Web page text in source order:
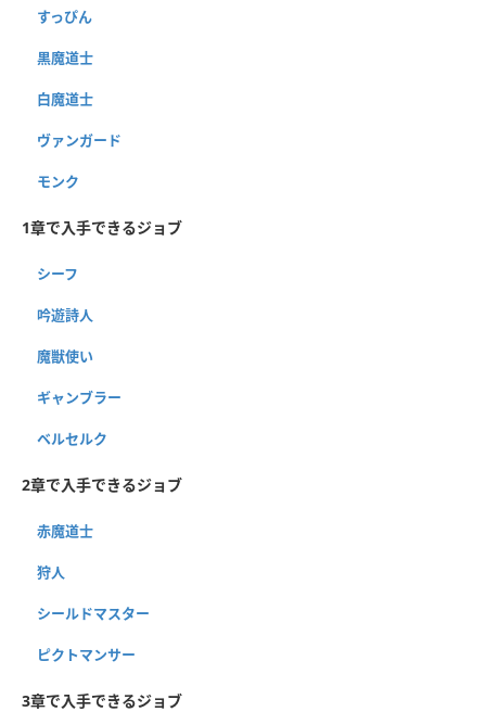
すっぴん
黒魔道士
白魔道士
ヴァンガード
モンク
1章で入手できるジョブ
シーフ
吟遊詩人
魔獣使い
ギャンブラー
ベルセルク
2章で入手できるジョブ
赤魔道士
狩人
シールドマスター
ピクトマンサー
3章で入手できるジョブ